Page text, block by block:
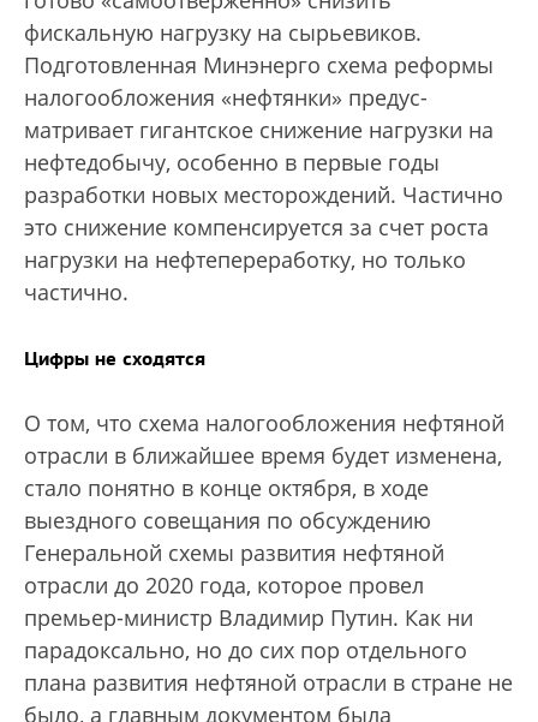
фискальную нагрузку на сырьевиков.
Подготовленная Минэнерго схема реформы
налого­обложения «нефтянки» предус­
матривает гигантское снижение нагрузки на
нефтедобычу, особенно в первые годы
разработки новых месторождений. Частично
это снижение компенсируется за счет роста
нагрузки на нефтепереработку, но только
частично.
Цифры не сходятся
О том, что схема налогообложения нефтяной
отрасли в ближайшее время будет изменена,
стало понятно в конце октября, в ходе
выездного совещания по обсуждению
Генеральной схемы развития нефтяной
отрасли до 2020 года, которое провел
премьер-министр Владимир Путин. Как ни
парадоксально, но до сих пор отдельного
плана развития нефтяной отрасли в стране не
было, а главным документом была